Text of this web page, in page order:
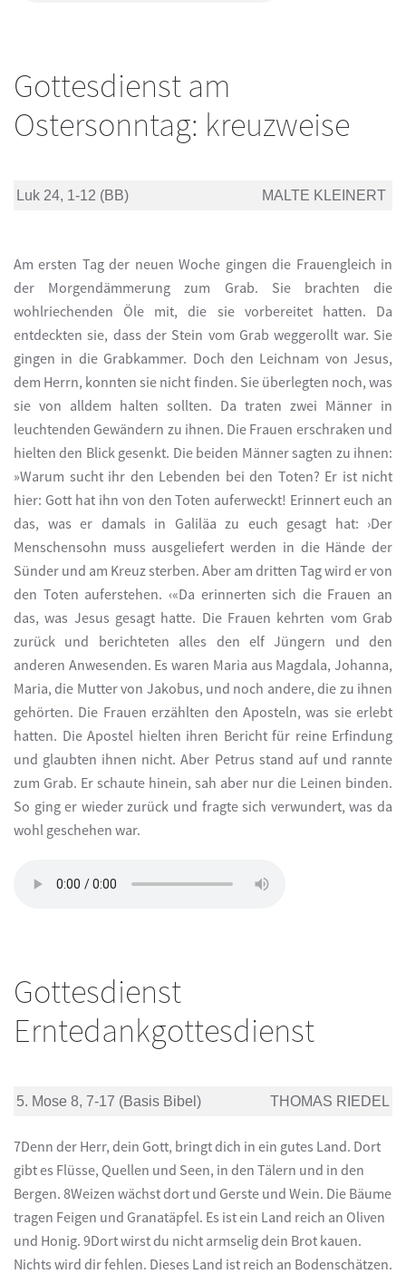
Gottesdienst am
Ostersonntag: kreuzweise
Luk 24, 1-12 (BB) MALTE KLEINERT
Am ersten Tag der neuen Woche gingen die Frauengleich in
der Morgendämmerung zum Grab. Sie brachten die
wohlriechenden Öle mit, die sie vorbereitet hatten. Da
entdeckten sie, dass der Stein vom Grab weggerollt war. Sie
gingen in die Grabkammer. Doch den Leichnam von Jesus,
dem Herrn, konnten sie nicht finden. Sie überlegten noch, was
sie von alldem halten sollten. Da traten zwei Männer in
leuchtenden Gewändern zu ihnen. Die Frauen erschraken und
hielten den Blick gesenkt. Die beiden Männer sagten zu ihnen:
»Warum sucht ihr den Lebenden bei den Toten? Er ist nicht
hier: Gott hat ihn von den Toten auferweckt! Erinnert euch an
das, was er damals in Galiläa zu euch gesagt hat: ›Der
Menschensohn muss ausgeliefert werden in die Hände der
Sünder und am Kreuz sterben. Aber am dritten Tag wird er von
den Toten auferstehen. ‹«Da erinnerten sich die Frauen an
das, was Jesus gesagt hatte. Die Frauen kehrten vom Grab
zurück und berichteten alles den elf Jüngern und den
anderen Anwesenden. Es waren Maria aus Magdala, Johanna,
Maria, die Mutter von Jakobus, und noch andere, die zu ihnen
gehörten. Die Frauen erzählten den Aposteln, was sie erlebt
hatten. Die Apostel hielten ihren Bericht für reine Erfindung
und glaubten ihnen nicht. Aber Petrus stand auf und rannte
zum Grab. Er schaute hinein, sah aber nur die Leinen binden.
So ging er wieder zurück und fragte sich verwundert, was da
wohl geschehen war.
Gottesdienst
Erntedankgottesdienst
5. Mose 8, 7-17 (Basis Bibel) THOMAS RIEDEL
7Denn der Herr, dein Gott, bringt dich in ein gutes Land. Dort
gibt es Flüsse, Quellen und Seen, in den Tälern und in den
Bergen. 8Weizen wächst dort und Gerste und Wein. Die Bäume
tragen Feigen und Granatäpfel. Es ist ein Land reich an Oliven
und Honig. 9Dort wirst du nicht armselig dein Brot kauen.
Nichts wird dir fehlen. Dieses Land ist reich an Bodenschätzen.